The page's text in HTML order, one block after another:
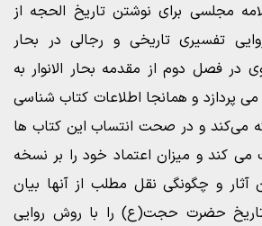
مجلسی برای نوشتن تاریخ الحجه از
تفسیری تاریخی و رجالی در بحار
در فصل دوم از مقدمه بحار الانوار به
پردازد و همانجا اطلاعات کتاب شناسی
می‌کند و در صحت انتساب این کتاب ها
کند و میزان اعتماد خود را بر نسخه
آثار و چگونگی نقل مطلب از آنها بیان
حضرت حجت(ع) را با روش روایی